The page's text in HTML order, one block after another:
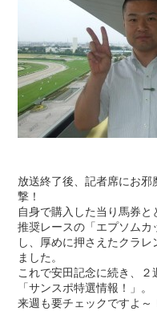
放送終了後、記者席にお
撃！
自身で購入した当り馬券と
推奨レースの「エプソム
し、厚めに押さえたクラ
ました。
これで安田記念に続き、
「サンスポ特選情報！」。
来週も要チェックですよ～